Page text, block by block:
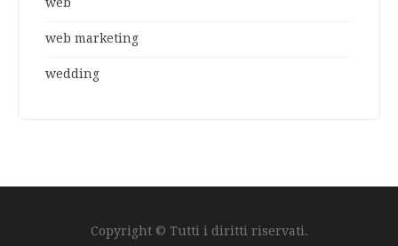
web marketing
wedding
Copyright © Tutti i diritti riservati.